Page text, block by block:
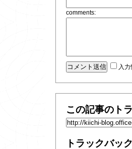
comments:
入
この記事のト
トラックバック